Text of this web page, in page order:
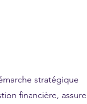
stratégique
financière,